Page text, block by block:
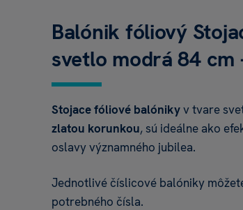
Balónik fóliový
svetlo modrá 84 cm
Stojace fóliové balónikyv tvare
zlatou korunkou, sú ideálne ako
oslavy významného jubilea.
Jednotlivé číslicové balóniky
potrebného čísla.